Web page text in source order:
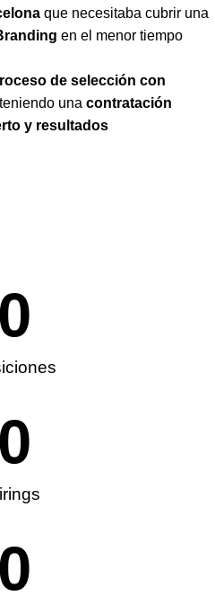
que necesitaba cubrir una
en el menor tiempo
de selección con
una contratación
y resultados
0
0
0